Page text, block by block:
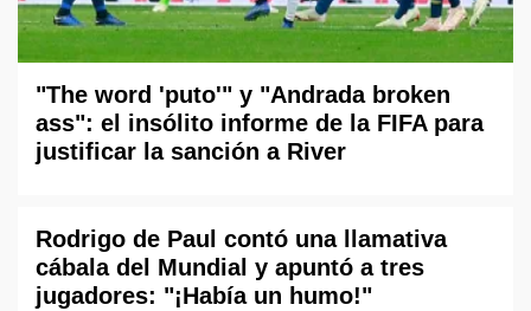
"The word 'puto'" y "Andrada broken
ass": el insólito informe de la FIFA para
justificar la sanción a River
Rodrigo de Paul contó una llamativa
cábala del Mundial y apuntó a tres
jugadores: "¡Había un humo!"